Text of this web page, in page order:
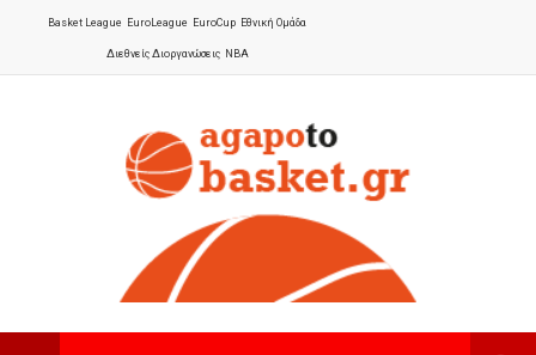
Basket League EuroLeague EuroCup Εθνική Ομάδα
Διεθνείς Διοργανώσεις NBA